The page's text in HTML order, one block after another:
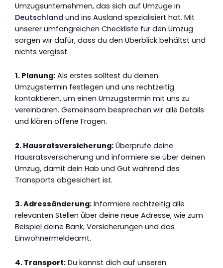
Umzugsunternehmen, das sich auf Umzüge in
Deutschland und ins Ausland spezialisiert hat. Mit
unserer umfangreichen Checkliste für den Umzug
sorgen wir dafür, dass du den Überblick behältst und
nichts vergisst.
1. Planung: Als erstes solltest du deinen
Umzugstermin festlegen und uns rechtzeitig
kontaktieren, um einen Umzugstermin mit uns zu
vereinbaren. Gemeinsam besprechen wir alle Details
und klären offene Fragen.
2. Hausratsversicherung: Überprüfe deine
Hausratsversicherung und informiere sie über deinen
Umzug, damit dein Hab und Gut während des
Transports abgesichert ist.
3. Adressänderung: Informiere rechtzeitig alle
relevanten Stellen über deine neue Adresse, wie zum
Beispiel deine Bank, Versicherungen und das
Einwohnermeldeamt.
4. Transport: Du kannst dich auf unseren